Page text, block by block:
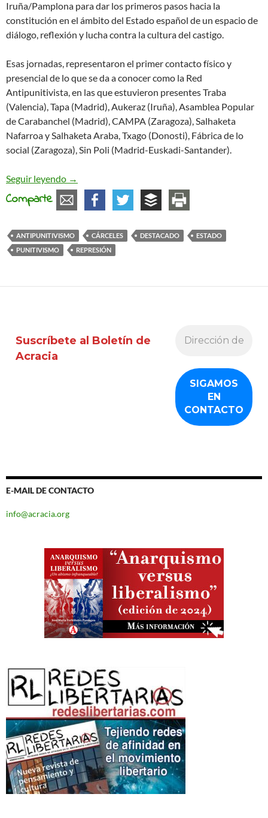
Iruña/Pamplona para dar los primeros pasos hacia la
constitución en el ámbito del Estado español de un espacio de
diálogo, reflexión y lucha contra la cultura del castigo.
Esas jornadas, representaron el primer contacto físico y
presencial de lo que se da a conocer como la Red
Antipunitivista, en las que estuvieron presentes Traba
(Valencia), Tapa (Madrid), Aukeraz (Iruña), Asamblea Popular
de Carabanchel (Madrid), CAMPA (Zaragoza), Salhaketa
Nafarroa y Salhaketa Araba, Txago (Donosti), Fábrica de lo
social (Zaragoza), Sin Poli (Madrid-Euskadi-Santander).
Seguir leyendo Construyendo una red antipunitivista
→
Comparte
ANTIPUNITIVISMO CÁRCELES DESTACADO
ESTADO
PUNITIVISMO
REPRESIÓN
Suscríbete al Boletín de
Acracia
E-MAIL DE CONTACTO
info@acracia.org